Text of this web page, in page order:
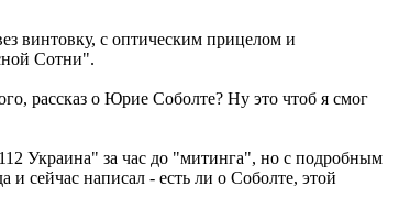
винтовку, с оптическим прицелом и
Сотни".
рассказ о Юрие Соболте? Ну это чтоб я смог
Украина" за час до "митинга", но с подробным
и сейчас написал - есть ли о Соболте, этой